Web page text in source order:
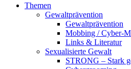
Themen
Gewaltprävention
Gewaltprävention
Mobbing / Cyber-
Links & Literatur
Sexualisierte Gewalt
STRONG – Stark